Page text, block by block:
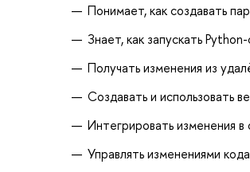
Понимает, как создавать
Знает, как запускать
Получать изменения из
Создавать и использовать
Интегрировать изменения
Управлять изменениями